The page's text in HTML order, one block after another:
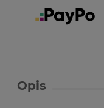
Opis